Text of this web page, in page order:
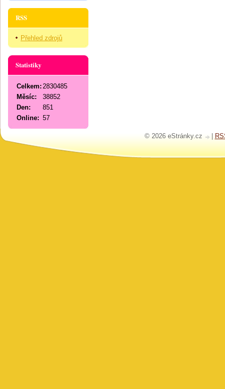
RSS
Přehled zdrojů
Statistiky
Online: 57
Celkem: 2830485
Měsíc:
38852
Den:
851
© 2026 eStránky.cz